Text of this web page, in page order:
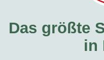
Das größte
in